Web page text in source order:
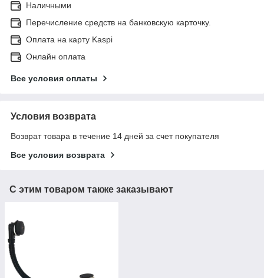
Наличными
Перечисление средств на банковскую карточку.
Оплата на карту Kaspi
Онлайн оплата
Все условия оплаты
Условия возврата
Возврат товара в течение 14 дней за счет покупателя
Все условия возврата
С этим товаром также заказывают